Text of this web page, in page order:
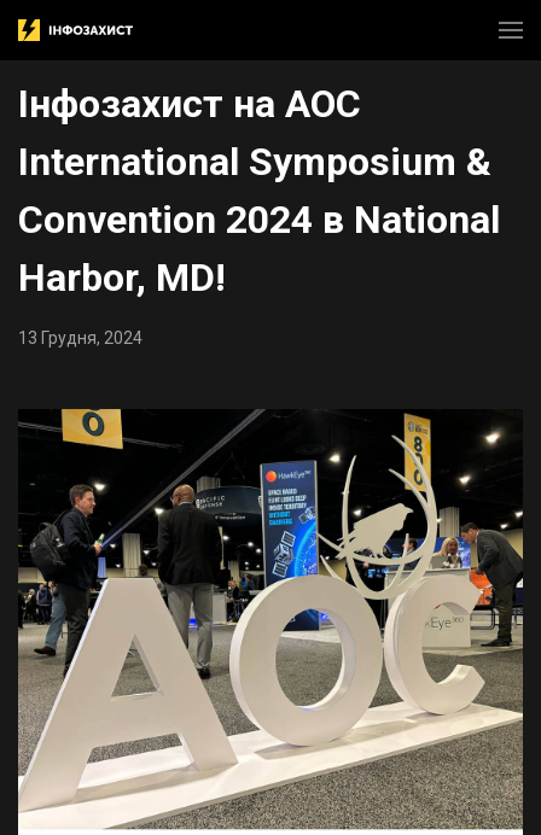
​Інфозахист на AOC
International Symposium &
Convention 2024 в National
Harbor, MD!
13 Грудня, 2024